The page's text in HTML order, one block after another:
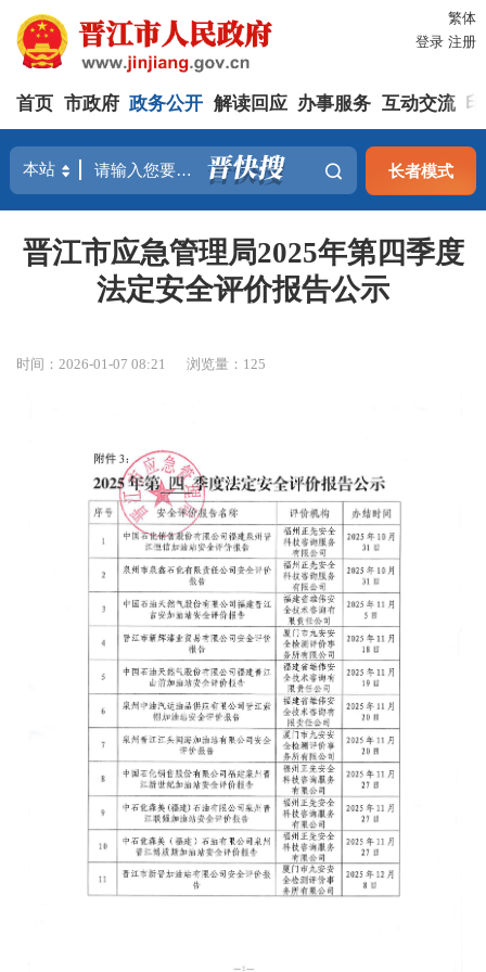
繁体
登录 注册
首页 市政府 政务公开 解读回应 办事服务 互动交流
长者模式
晋江市应急管理局2025年第四季度
法定安全评价报告公示
时间：2026-01-07 08:21 浏览量： 125